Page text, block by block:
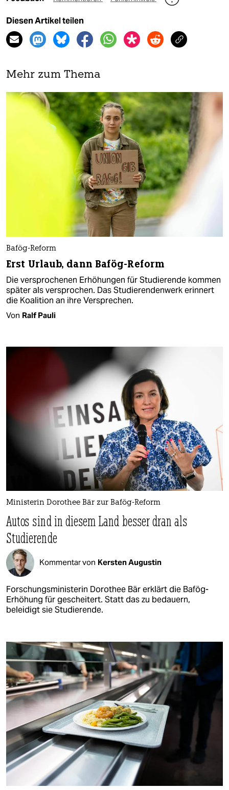
Diesen Artikel teilen
Mehr zum Thema
Bafög-Reform
Erst Urlaub, dann Bafög-Reform
Die versprochenen Erhöhungen für Studierende kommen
später als versprochen. Das Studierendenwerk erinnert
die Koalition an ihre Versprechen.
Von Ralf Pauli
Ministerin Dorothee Bär zur Bafög-Reform
Autos sind in diesem Land besser dran als
Studierende
Kommentar von Kersten Augustin
Forschungsministerin Dorothee Bär erklärt die Bafög-
Erhöhung für gescheitert. Statt das zu bedauern,
beleidigt sie Studierende.